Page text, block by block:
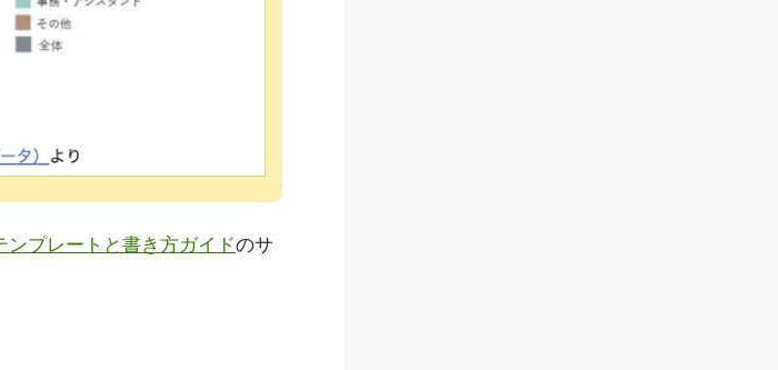
ンプレートと書き方ガイドのサ